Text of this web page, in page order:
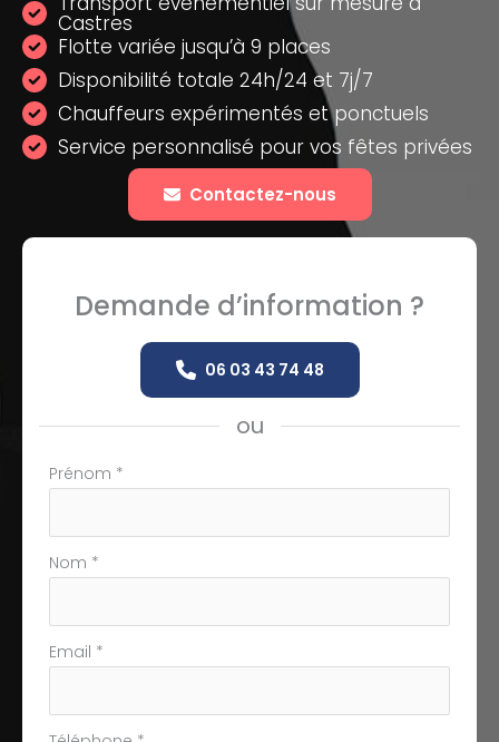
Castres
Flotte variée jusqu’à 9 places
Disponibilité totale 24h/24 et 7j/7
Chauffeurs expérimentés et ponctuels
Service personnalisé pour vos fêtes privées
Contactez-nous
Demande d’information ?
06 03 43 74 48
ou
Formulaire
téléphone
Prénom *
Nom *
Email *